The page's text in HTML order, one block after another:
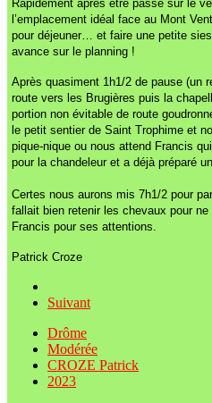
Rapidement après être passé sur le
l’emplacement idéal face au Mont
pour déjeuner… et faire une petite
avance sur le planning !
Après quasiment 1h1/2 de pause (un
route vers les Brugières puis la
portion non évitable de route
le petit sentier de Saint Trophime et
pique-nique ou nous attend Francis
pour la chandeleur et a déjà préparé
Certes nous aurons mis 7h1/2 pour
fallait bien retenir les chevaux pour
Francis pour ses attentions.
Patrick Croze
Suivant
Drôme
Modérée
CROZE Patrick
2023